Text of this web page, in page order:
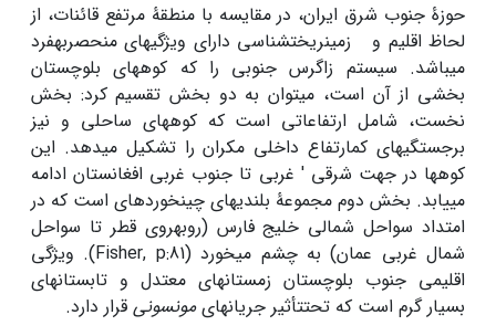
حوزۀ جنوب شرق ایران، در مقایسه با منطقۀ مرتفع قائنات، از
لحاظ اقلیم و زمین­ریخت­شناسی دارای ویژگی­های منحصربه­فرد
می­باشد. سیستم زاگرس جنوبی را که کوه­های بلوچستان
بخشی از آن است، می­توان به دو بخش تقسیم کرد: بخش
نخست، شامل ارتفاعاتی است که کوه­های ساحلی و نیز
برجستگی­های کم­ارتفاع داخلی مکران را تشکیل می­دهد. این
کوه­ها در جهت شرقی ' غربی تا جنوب غربی افغانستان ادامه
می­یابد. بخش دوم مجموعۀ بلندی­های چین­خورده­ای است که در
امتداد سواحل شمالی خلیج فارس (رو­به­روی قطر تا سواحل
شمال غربی عمان) به چشم می­خورد (Fisher, p:81). ویژگی
اقلیمی جنوب بلوچستان زمستان­های معتدل و تابستان­های
بسیار گرم است که تحت­تأثیر جریان­هایمونسونی قرار دارد.